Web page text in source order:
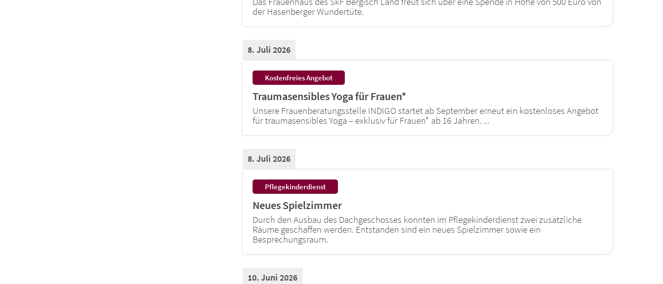
der Hasenberger Wundertüte.
Kostenfreies Angebot:
Traumasensibles Yoga für Frauen*
8. Juli 2026
Unsere Frauenberatungsstelle INDIGO startet ab September erneut ein kostenloses Angebot
für traumasensibles Yoga – exklusiv für Frauen* ab 16 Jahren. ...
Pflegekinderdienst:
Neues Spielzimmer
8. Juli 2026
Durch den Ausbau des Dachgeschosses konnten im Pflegekinderdienst zwei zusätzliche
Räume geschaffen werden. Entstanden sind ein neues Spielzimmer sowie ein
Besprechungsraum.
10. Juni 2026